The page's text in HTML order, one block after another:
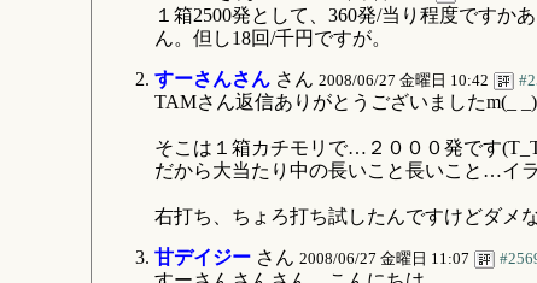
１箱2500発として、360発/当り程度です
ん。但し18回/千円ですが。
すーさんさんさん 2008/06/27 金曜日 10:42
TAMさん返信ありがとうございましたm(_
そこは１箱カチモリで…２０００発です
だから大当たり中の長いこと長いこと…イ
右打ち、ちょろ打ち試したんですけどダメ
甘デイジーさん 2008/06/27 金曜日 11:07